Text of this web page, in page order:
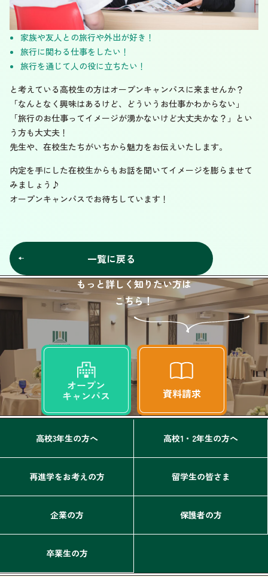
家族や友人との旅行や外出が好き！
旅行に関わる仕事をしたい！
旅行を通じて人の役に立ちたい！
と考えている高校生の方はオープンキャンパスに来ませんか？
「なんとなく興味はあるけど、どういうお仕事かわからない」
「旅行のお仕事ってイメージが湧かないけど大丈夫かな？」とい
う方も大丈夫！
先生や、在校生たちがいちから魅力をお伝えいたします。
内定を手にした在校生からもお話を聞いてイメージを膨らませて
みましょう♪
オープンキャンパスでお待ちしています！
一覧に戻る
もっと詳しく知りたい方は
こちら！
高校3年生の方へ 高校1・2年生の方へ
再進学をお考えの方 留学生の皆さま
企業の方 保護者の方
卒業生の方